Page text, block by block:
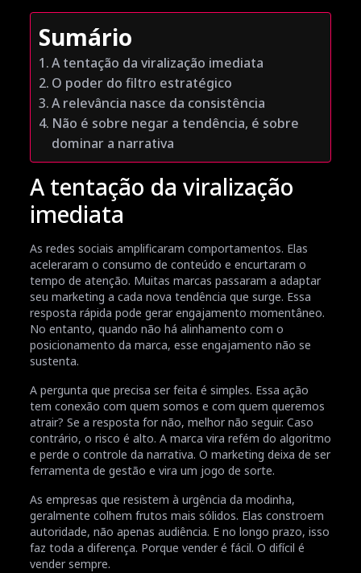
Sumário
A tentação da viralização imediata
O poder do filtro estratégico
A relevância nasce da consistência
Não é sobre negar a tendência, é sobre
dominar a narrativa
A tentação da viralização
imediata
As redes sociais amplificaram comportamentos. Elas
aceleraram o consumo de conteúdo e encurtaram o
tempo de atenção. Muitas marcas passaram a adaptar
seu marketing a cada nova tendência que surge. Essa
resposta rápida pode gerar engajamento momentâneo.
No entanto, quando não há alinhamento com o
posicionamento da marca, esse engajamento não se
sustenta.
A pergunta que precisa ser feita é simples. Essa ação
tem conexão com quem somos e com quem queremos
atrair? Se a resposta for não, melhor não seguir. Caso
contrário, o risco é alto. A marca vira refém do algoritmo
e perde o controle da narrativa. O marketing deixa de ser
ferramenta de gestão e vira um jogo de sorte.
As empresas que resistem à urgência da modinha,
geralmente colhem frutos mais sólidos. Elas constroem
autoridade, não apenas audiência. E no longo prazo, isso
faz toda a diferença. Porque vender é fácil. O difícil é
vender sempre.